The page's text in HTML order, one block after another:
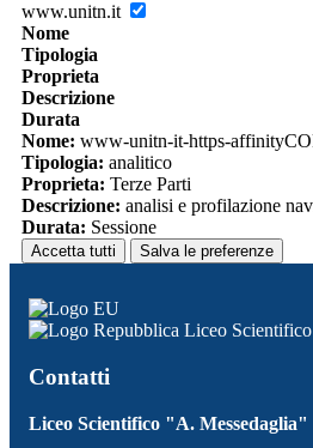
www.unitn.it
Nome
Tipologia
Proprieta
Descrizione
Durata
Nome: www-unitn-it-https-
Tipologia: analitico
Proprieta: Terze Parti
Descrizione: analisi e profilazione
Durata: Sessione
Accetta tutti Salva le preferenze
Liceo
Contatti
Liceo Scientifico "A. Messedaglia"